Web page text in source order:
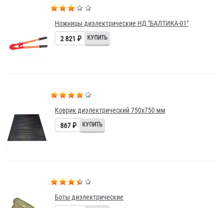
Ножницы диэлектрические НД "БАЛТИКА-01"
2 821 ₽
Коврик диэлектрический 750х750 мм
867 ₽
Боты диэлектрические